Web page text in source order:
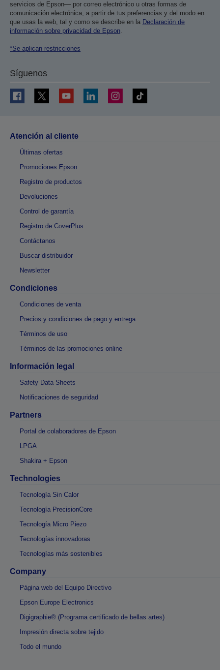
servicios de Epson— por correo electrónico u otras formas de
comunicación electrónica, a partir de tus preferencias y del modo en
que usas la web, tal y como se describe en la Declaración de
información sobre privacidad de Epson.
*Se aplican restricciones
Síguenos
Atención al cliente
Últimas ofertas
Promociones Epson
Registro de productos
Devoluciones
Control de garantía
Registro de CoverPlus
Contáctanos
Buscar distribuidor
Newsletter
Condiciones
Condiciones de venta
Precios y condiciones de pago y entrega
Términos de uso
Términos de las promociones online
Información legal
Safety Data Sheets
Notificaciones de seguridad
Partners
Portal de colaboradores de Epson
LPGA
Shakira + Epson
Technologies
Tecnología Sin Calor
Tecnología PrecisionCore
Tecnología Micro Piezo
Tecnologías innovadoras
Tecnologías más sostenibles
Company
Página web del Equipo Directivo
Epson Europe Electronics
Digigraphie® (Programa certificado de bellas artes)
Impresión directa sobre tejido
Todo el mundo